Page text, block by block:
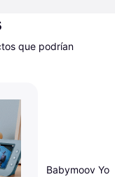
que podrían
Babymoov